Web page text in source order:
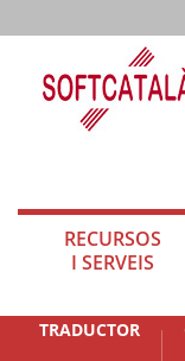
RECURSOS
I SERVEIS
TRADUCTOR